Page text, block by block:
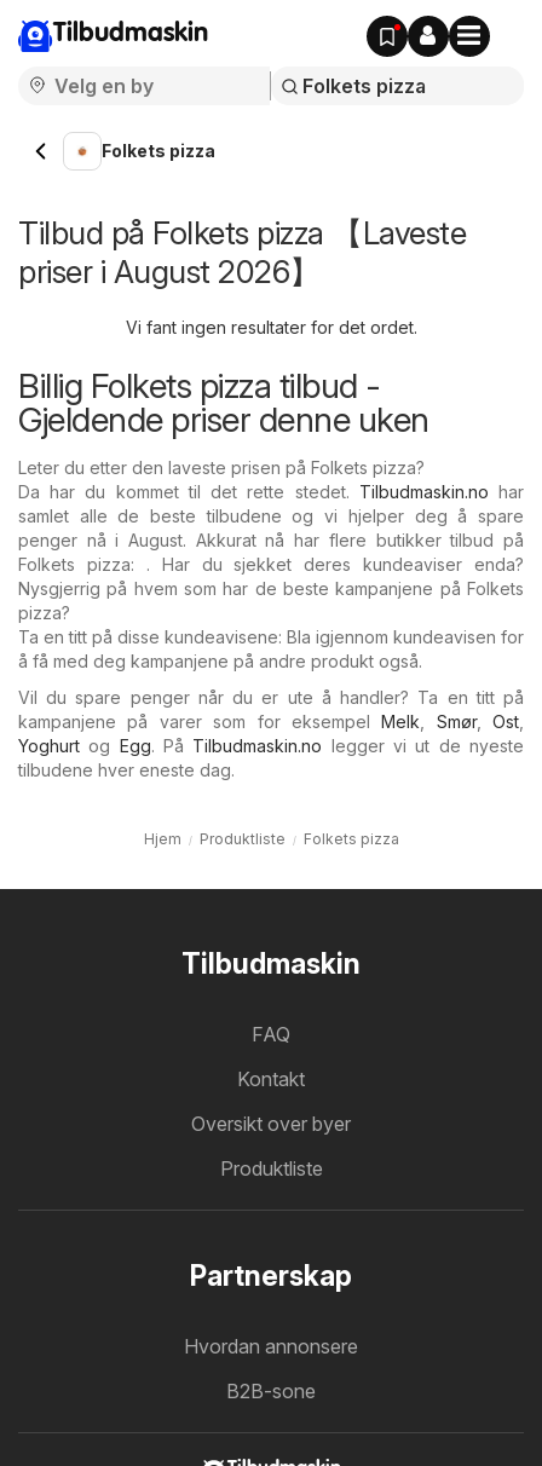
Tilbudmaskin
Folkets pizza
Tilbud på Folkets pizza 【Laveste
priser i August 2026】
Vi fant ingen resultater for det ordet.
Billig Folkets pizza tilbud -
Gjeldende priser denne uken
Leter du etter den laveste prisen på Folkets pizza?
Da har du kommet til det rette stedet. Tilbudmaskin.no har
samlet alle de beste tilbudene og vi hjelper deg å spare
penger nå i August. Akkurat nå har flere butikker tilbud på
Folkets pizza: . Har du sjekket deres kundeaviser enda?
Nysgjerrig på hvem som har de beste kampanjene på Folkets
pizza?
Ta en titt på disse kundeavisene: Bla igjennom kundeavisen for
å få med deg kampanjene på andre produkt også.
Vil du spare penger når du er ute å handler? Ta en titt på
kampanjene på varer som for eksempelMelk Smør, Ost
Yoghurt og Egg. På Tilbudmaskin.no legger vi ut de nyeste
tilbudene hver eneste dag.
Hjem Produktliste Folkets pizza
Tilbudmaskin
FAQ
Kontakt
Oversikt over byer
Produktliste
Partnerskap
Hvordan annonsere
B2B-sone